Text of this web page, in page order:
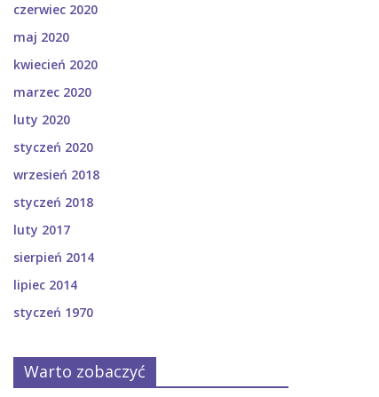
czerwiec 2020
maj 2020
kwiecień 2020
marzec 2020
luty 2020
styczeń 2020
wrzesień 2018
styczeń 2018
luty 2017
sierpień 2014
lipiec 2014
styczeń 1970
Warto zobaczyć